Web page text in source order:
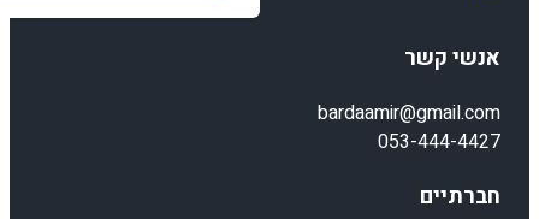
אנשי קשר
bardaamir@gmail.com
053-444-4427
חברתיים